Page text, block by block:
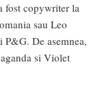
fost copywriter la
sau Leo
De asemnea,
si Violet